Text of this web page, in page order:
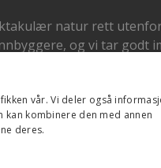
natur rett
og vi tar godt
vår. Vi deler også
kombinere den med annen
deres.